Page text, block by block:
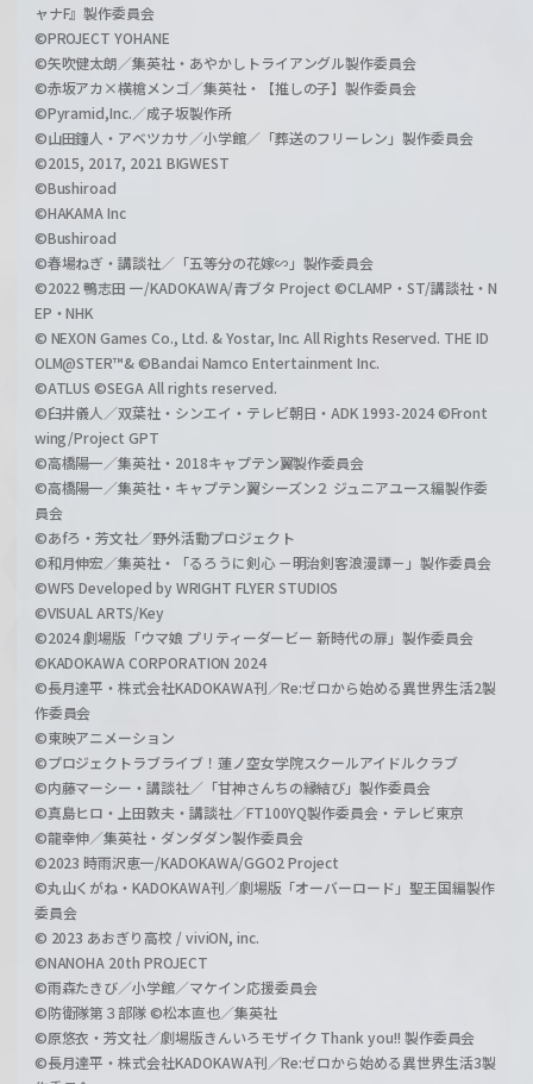
ャナF』製作委員会
©PROJECT YOHANE
©矢吹健太朗／集英社・あやかしトライアングル製作委員会
©赤坂アカ×横槍メンゴ／集英社・【推しの子】製作委員会
©Pyramid,Inc.／成子坂製作所
©山田鐘人・アベツカサ／小学館／「葬送のフリーレン」製作委員会
©2015, 2017, 2021 BIGWEST
©Bushiroad
©HAKAMA Inc
©Bushiroad
©春場ねぎ・講談社／「五等分の花嫁∽」製作委員会
©2022 鴨志田 一/KADOKAWA/青ブタ Project ©CLAMP・ST/講談社・N
EP・NHK
© NEXON Games Co., Ltd. & Yostar, Inc. All Rights Reserved. THE ID
OLM@STER™& ©Bandai Namco Entertainment Inc.
©ATLUS ©SEGA All rights reserved.
©臼井儀人／双葉社・シンエイ・テレビ朝日・ADK 1993-2024 ©Front
wing/Project GPT
©高橋陽一／集英社・2018キャプテン翼製作委員会
©高橋陽一／集英社・キャプテン翼シーズン２ ジュニアユース編製作委
員会
©あfろ・芳文社／野外活動プロジェクト
©和月伸宏／集英社・「るろうに剣心 －明治剣客浪漫譚－」製作委員会
©WFS Developed by WRIGHT FLYER STUDIOS
©VISUAL ARTS/Key
©2024 劇場版「ウマ娘 プリティーダービー 新時代の扉」製作委員会
©KADOKAWA CORPORATION 2024
©長月達平・株式会社KADOKAWA刊／Re:ゼロから始める異世界生活2製
作委員会
©東映アニメーション
©プロジェクトラブライブ！蓮ノ空女学院スクールアイドルクラブ
©内藤マーシー・講談社／「甘神さんちの縁結び」製作委員会
©真島ヒロ・上田敦夫・講談社／FT100YQ製作委員会・テレビ東京
©龍幸伸／集英社・ダンダダン製作委員会
©2023 時雨沢恵一/KADOKAWA/GGO2 Project
©丸山くがね・KADOKAWA刊／劇場版「オーバーロード」聖王国編製作
委員会
© 2023 あおぎり高校 / viviON, inc.
©NANOHA 20th PROJECT
©雨森たきび／小学館／マケイン応援委員会
©防衛隊第３部隊 ©松本直也／集英社
©原悠衣・芳文社／劇場版きんいろモザイク Thank you!! 製作委員会
©長月達平・株式会社KADOKAWA刊／Re:ゼロから始める異世界生活3製